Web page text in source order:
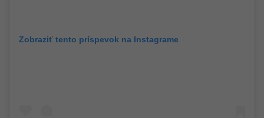
Zobraziť tento príspevok na Instagrame